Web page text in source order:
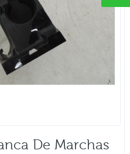
De Marchas